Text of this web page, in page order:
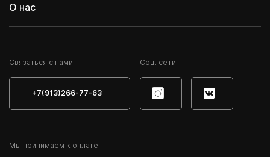
О нас
Мы принимаем к оплате:
Cвязаться с нами:
+7(913)266-77-63
Соц. сети: